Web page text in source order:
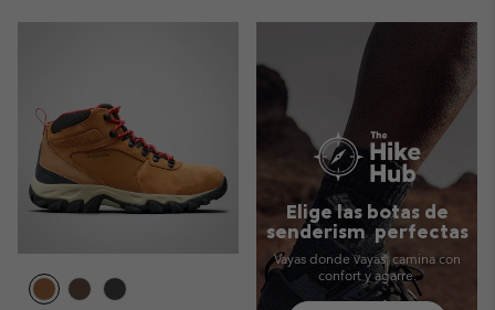
Elige las botas de
senderism perfectas
Vayas donde vayas, camina con
confort y agarre.